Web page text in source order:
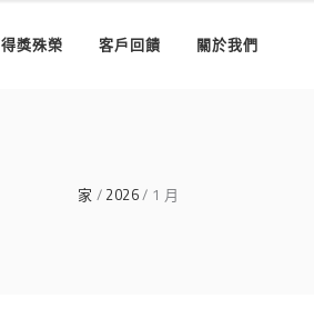
得獎殊榮 客戶回饋 關於我們
家 2026 1 月